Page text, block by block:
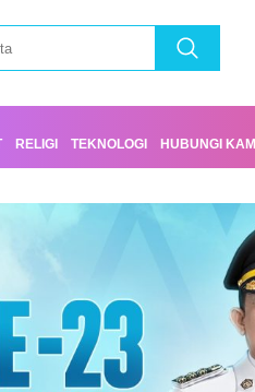
RELIGI TEKNOLOGI HUBUNGI KAMI